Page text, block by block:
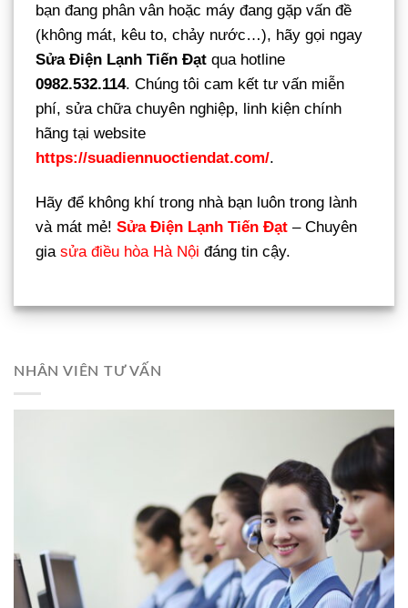
bạn đang phân vân hoặc máy đang gặp vấn đề
(không mát, kêu to, chảy nước…), hãy gọi ngay
Sửa Điện Lạnh Tiến Đạt qua hotline
0982.532.114. Chúng tôi cam kết tư vấn miễn
phí, sửa chữa chuyên nghiệp, linh kiện chính
hãng tại website
https://suadiennuoctiendat.com/.
Hãy để không khí trong nhà bạn luôn trong lành
và mát mẻ! Sửa Điện Lạnh Tiến Đạt – Chuyên
gia sửa điều hòa Hà Nội đáng tin cậy.
NHÂN VIÊN TƯ VẤN